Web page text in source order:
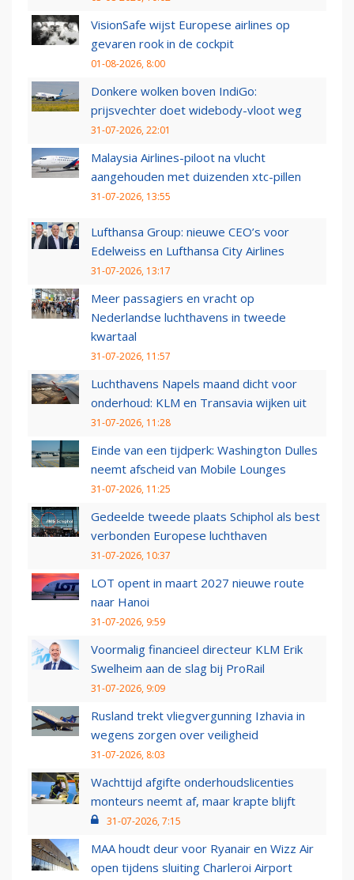
VisionSafe wijst Europese airlines op
gevaren rook in de cockpit
01-08-2026, 8:00
Donkere wolken boven IndiGo:
prijsvechter doet widebody-vloot weg
31-07-2026, 22:01
Malaysia Airlines-piloot na vlucht
aangehouden met duizenden xtc-pillen
31-07-2026, 13:55
Lufthansa Group: nieuwe CEO’s voor
Edelweiss en Lufthansa City Airlines
31-07-2026, 13:17
Meer passagiers en vracht op
Nederlandse luchthavens in tweede
kwartaal
31-07-2026, 11:57
Luchthavens Napels maand dicht voor
onderhoud: KLM en Transavia wijken uit
31-07-2026, 11:28
Einde van een tijdperk: Washington Dulles
neemt afscheid van Mobile Lounges
31-07-2026, 11:25
Gedeelde tweede plaats Schiphol als best
verbonden Europese luchthaven
31-07-2026, 10:37
LOT opent in maart 2027 nieuwe route
naar Hanoi
31-07-2026, 9:59
Voormalig financieel directeur KLM Erik
Swelheim aan de slag bij ProRail
31-07-2026, 9:09
Rusland trekt vliegvergunning Izhavia in
wegens zorgen over veiligheid
31-07-2026, 8:03
Wachttijd afgifte onderhoudslicenties
monteurs neemt af, maar krapte blijft
31-07-2026, 7:15
MAA houdt deur voor Ryanair en Wizz Air
open tijdens sluiting Charleroi Airport